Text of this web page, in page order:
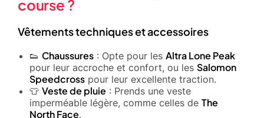
course ?
Vêtements techniques et accessoires
👟 Chaussures : Opte pour les Altra Lone Peak
pour leur accroche et confort, ou les Salomon
Speedcross pour leur excellente traction.
👕 Veste de pluie : Prends une veste
imperméable légère, comme celles de The
North Face.